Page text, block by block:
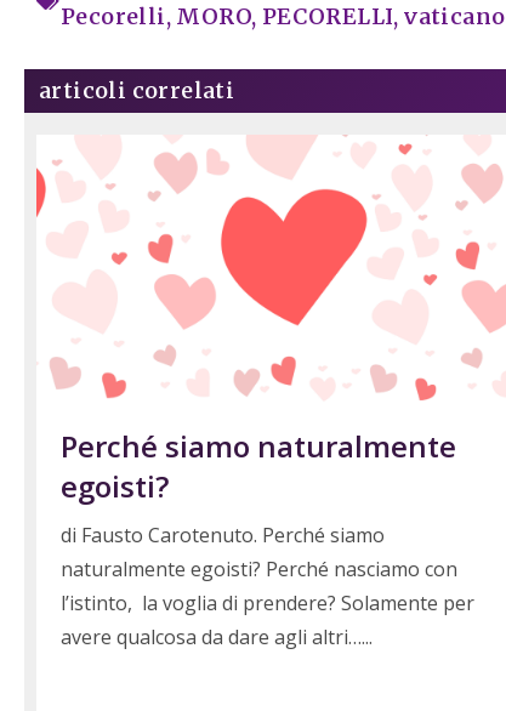
Pecorelli, MORO, PECORELLI,vaticano
articoli correlati
Perché siamo naturalmente
egoisti?
di Fausto Carotenuto. Perché siamo
naturalmente egoisti? Perché nasciamo con
l’istinto, la voglia di prendere? Solamente per
avere qualcosa da dare agli altri…